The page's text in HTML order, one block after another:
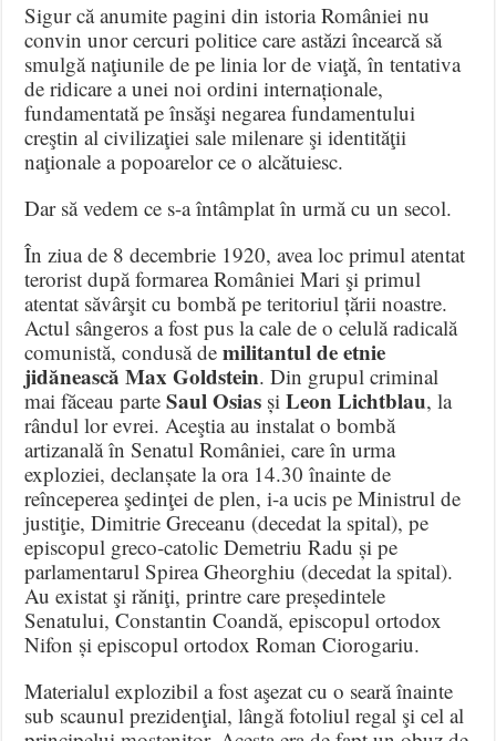
Sigur că anumite pagini din istoria României nu
convin unor cercuri politice care astăzi încearcă să
smulgă naţiunile de pe linia lor de viaţă, în tentativa
de ridicare a unei noi ordini internaționale,
fundamentată pe însăşi negarea fundamentului
creştin al civilizaţiei sale milenare şi identităţii
naţionale a popoarelor ce o alcătuiesc.
Dar să vedem ce s-a întâmplat în urmă cu un secol.
În ziua de 8 decembrie 1920, avea loc primul atentat
terorist după formarea României Mari şi primul
atentat săvârşit cu bombă pe teritoriul țării noastre.
Actul sângeros a fost pus la cale de o celulă radicală
comunistă, condusă demilitantul de etnie
jidănească Max Goldstein. Din grupul criminal
mai făceau parteSaul Osias șiLeon Lichtblau, la
rândul lor evrei. Aceştia au instalat o bombă
artizanală în Senatul României, care în urma
exploziei, declanșate la ora 14.30 înainte de
reînceperea şedinţei de plen, i-a ucis pe Ministrul de
justiţie, Dimitrie Greceanu (decedat la spital), pe
episcopul greco-catolic Demetriu Radu și pe
parlamentarul Spirea Gheorghiu (decedat la spital).
Au existat şi răniţi, printre care președintele
Senatului, Constantin Coandă, episcopul ortodox
Nifon și episcopul ortodox Roman Ciorogariu.
Materialul explozibil a fost aşezat cu o seară înainte
sub scaunul prezidenţial, lângă fotoliul regal şi cel al